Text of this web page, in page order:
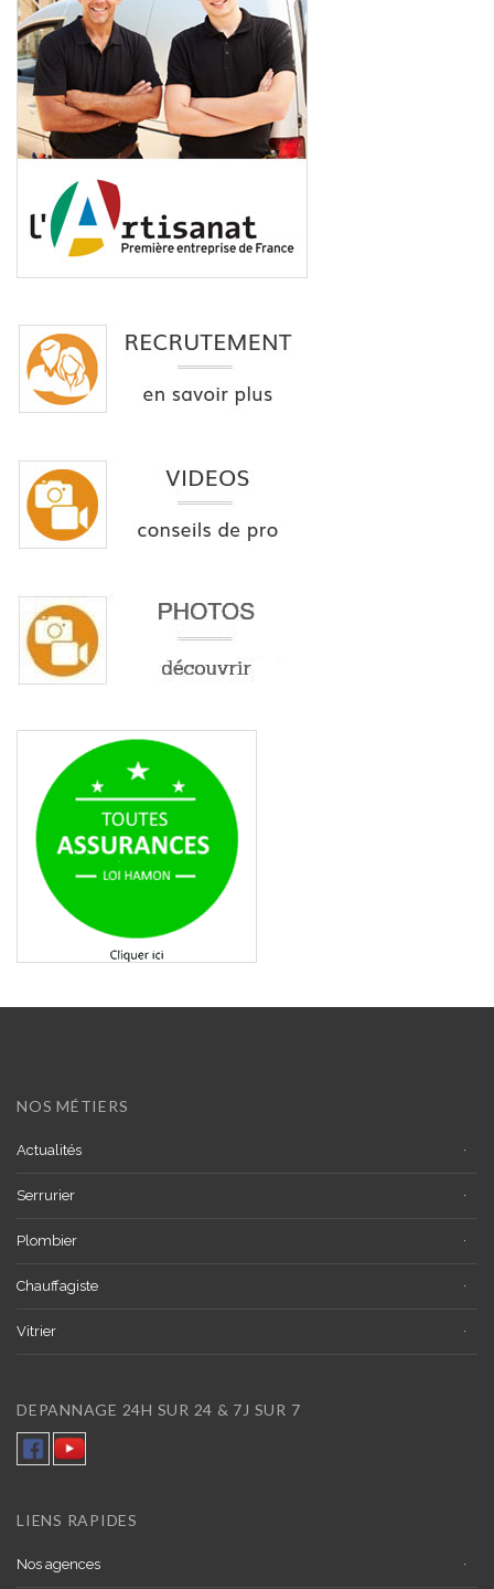
NOS MÉTIERS
Actualités
Serrurier
Plombier
Chauffagiste
Vitrier
DEPANNAGE 24H SUR 24 & 7J SUR 7
LIENS RAPIDES
Nos agences